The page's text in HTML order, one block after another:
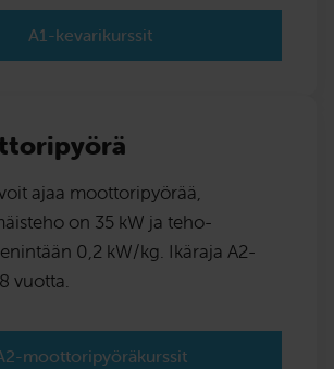
A1-kevarikurssit
ajaa moottoripyörää,
on 35 kW ja teho-
0,2 kW/kg. Ikäraja A2-
vuotta.
moottoripyöräkurssit